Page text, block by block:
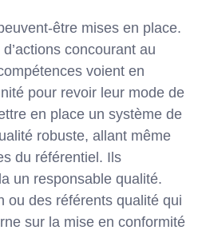
être mises en place.
concourant au
voient en
pour revoir leur mode de
en place un système de
robuste, allant même
du référentiel. Ils
un responsable qualité.
ou des référents qualité qui
sur la mise en conformité